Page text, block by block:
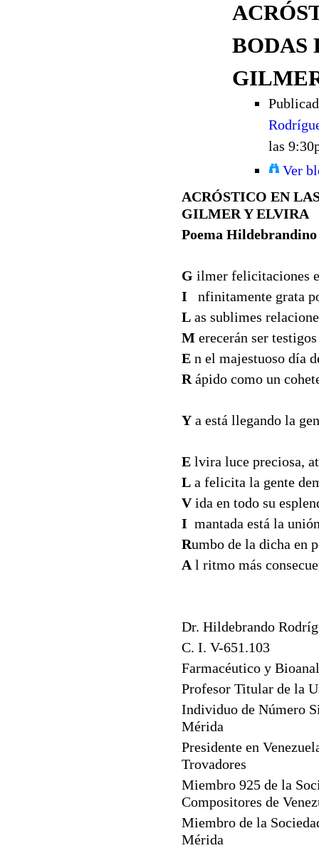
BODAS
las
Ver
ACRÓSTICO EN
GILMER Y ELVIRA
Poema
G ilmer felicitaciones
I nfinitamente grata
L as sublimes
M erecerán ser
E n el majestuoso día
R ápido como un
Y a está llegando la
E lvira luce preciosa,
L a felicita la gente
Vida en todo su
I mantada está la
Rumbo de la dicha en
A l ritmo más
Dr. Hildebrando
C. I. V-651.103
Farmacéutico y
Profesor Titular de la
Individuo de Número
Mérida
Presidente en
Trovadores
Miembro 925 de la
Compositores de
Miembro de la
Mérida